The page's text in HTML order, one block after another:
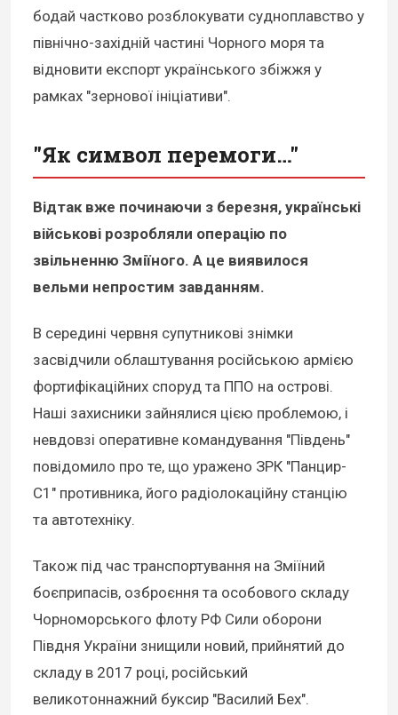
бодай частково розблокувати судноплавство у
північно-західній частині Чорного моря та
відновити експорт українського збіжжя у
рамках "зернової ініціативи".
"Як символ перемоги…"
Відтак вже починаючи з березня, українські
військові розробляли операцію по
звільненню Зміїного. А це виявилося
вельми непростим завданням.
В середині червня супутникові знімки
засвідчили облаштування російською армією
фортифікаційних споруд та ППО на острові.
Наші захисники зайнялися цією проблемою, і
невдовзі оперативне командування "Південь"
повідомило про те, що уражено ЗРК "Панцир-
С1" противника, його радіолокаційну станцію
та автотехніку.
Також під час транспортування на Зміїний
боєприпасів, озброєння та особового складу
Чорноморського флоту РФ Сили оборони
Півдня України знищили новий, прийнятий до
складу в 2017 році, російський
великотоннажний буксир "Василий Бех".